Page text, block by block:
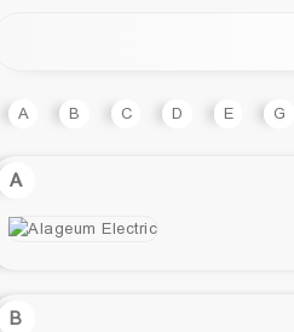
A B C D E G
A
B